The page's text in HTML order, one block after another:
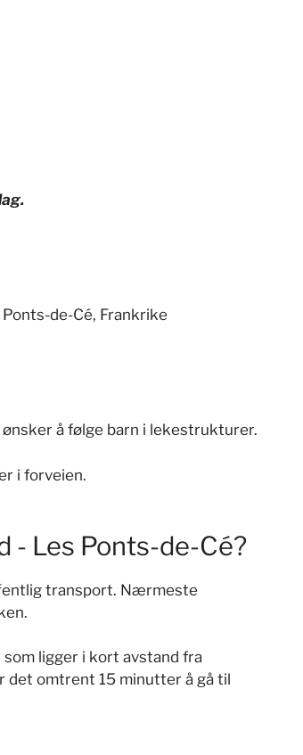
de-Cé, Frankrike
å følge barn i lekestrukturer.
i forveien.
- Les Ponts-de-Cé?
transport. Nærmeste
ligger i kort avstand fra
det omtrent 15 minutter å gå til